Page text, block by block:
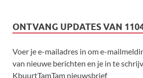
ONTVANG UPDATES VAN
Voer je e-mailadres in om e-
van nieuwe berichten en je in te
KbuurtTamTam nieuwsbrief